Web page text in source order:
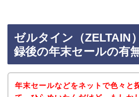
ゼルタイン（ZELTAIN
録後の年末セールの有
年末セールなどをネットで色々と